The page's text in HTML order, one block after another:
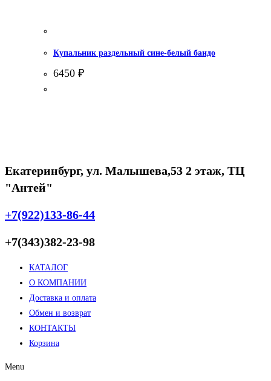
Купальник раздельный сине-белый бандо
6450 ₽
Екатеринбург, ул. Малышева,53 2 этаж, ТЦ
"Антей"
+7(922)133-86-44
+7(343)382-23-98
КАТАЛОГ
О КОМПАНИИ
Доставка и оплата
Обмен и возврат
КОНТАКТЫ
Корзина
Menu